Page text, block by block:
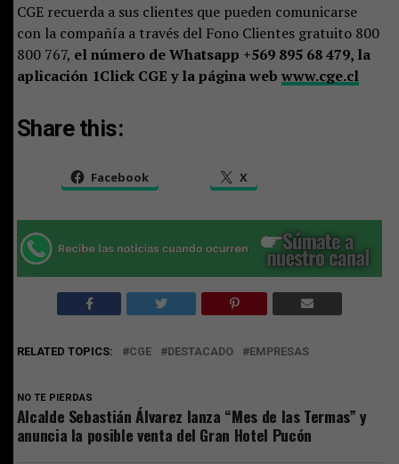
CGE recuerda a sus clientes que pueden comunicarse
con la compañía a través del Fono Clientes gratuito 800
800 767, el número de Whatsapp +569 895 68 479, la
aplicación 1Click CGE y la página web www.cge.cl
Share this:
Facebook X
RELATED TOPICS: CGE DESTACADO EMPRESAS
NO TE PIERDAS
Alcalde Sebastián Álvarez lanza “Mes de las Termas” y
anuncia la posible venta del Gran Hotel Pucón